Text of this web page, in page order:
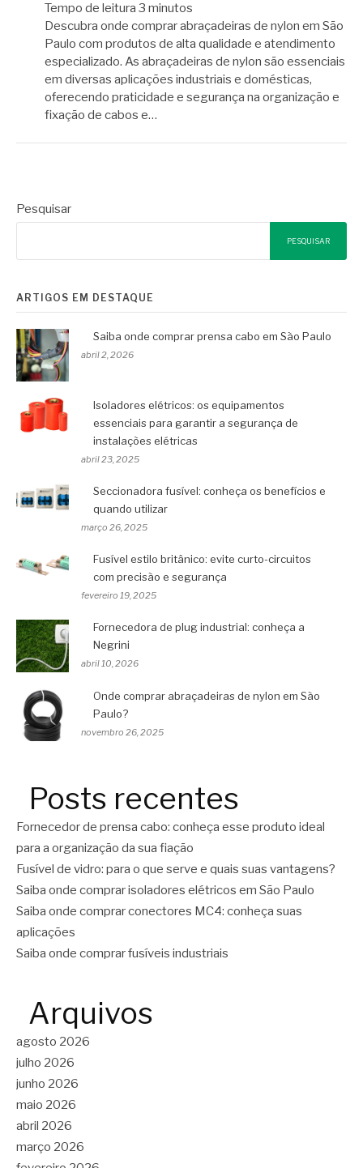
Tempo de leitura 3 minutos
Descubra onde comprar abraçadeiras de nylon em São
Paulo com produtos de alta qualidade e atendimento
especializado. As abraçadeiras de nylon são essenciais
em diversas aplicações industriais e domésticas,
oferecendo praticidade e segurança na organização e
fixação de cabos e…
Pesquisar
PESQUISAR
ARTIGOS EM DESTAQUE
Saiba onde comprar prensa cabo em São Paulo
abril 2, 2026
Isoladores elétricos: os equipamentos
essenciais para garantir a segurança de
instalações elétricas
abril 23, 2025
Seccionadora fusível: conheça os benefícios e
quando utilizar
março 26, 2025
Fusível estilo britânico: evite curto-circuitos
com precisão e segurança
fevereiro 19, 2025
Fornecedora de plug industrial: conheça a
Negrini
abril 10, 2026
Onde comprar abraçadeiras de nylon em São
Paulo?
novembro 26, 2025
Posts recentes
Fornecedor de prensa cabo: conheça esse produto ideal
para a organização da sua fiação
Fusível de vidro: para o que serve e quais suas vantagens?
Saiba onde comprar isoladores elétricos em São Paulo
Saiba onde comprar conectores MC4: conheça suas
aplicações
Saiba onde comprar fusíveis industriais
Arquivos
agosto 2026
julho 2026
junho 2026
maio 2026
abril 2026
março 2026